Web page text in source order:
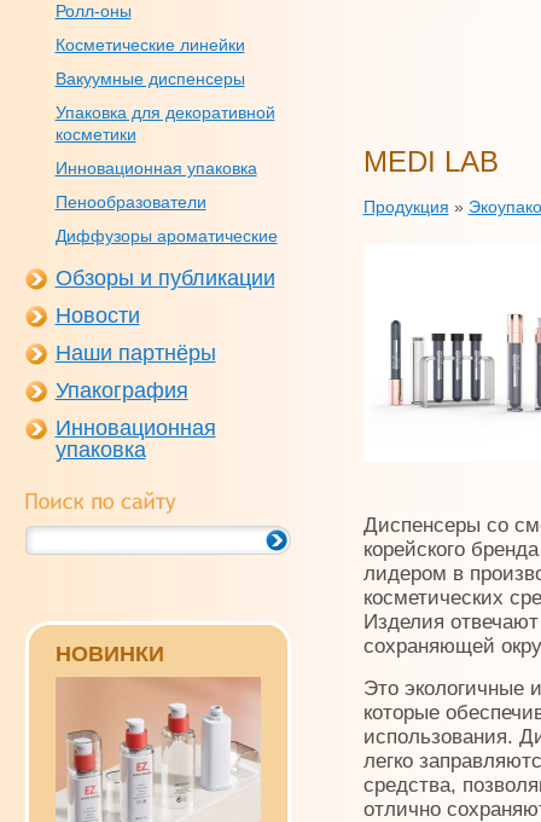
Ролл-оны
Косметические линейки
Вакуумные диспенсеры
Упаковка для декоративной
косметики
Инновационная упаковка
Пенообразователи
Диффузоры ароматические
Обзоры и публикации
Новости
Наши партнёры
Упакография
Инновационная
упаковка
НОВИНКИ
MEDI LAB
Продукция »
Диспенсеры со
корейского
лидером в
косметических
Изделия
сохраняющей
Это экологичные
которые
использования.
легко
средства,
отлично